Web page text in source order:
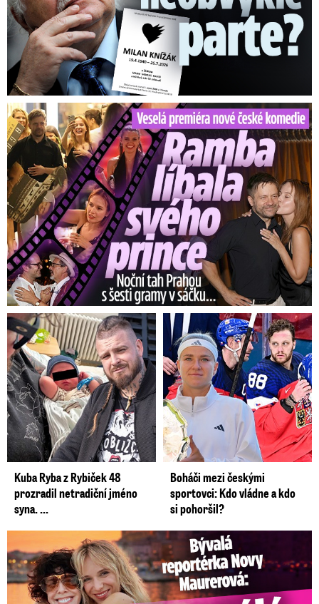
Veselá premiéra nové české komedie: Ramba líbala Mádla
Kuba Ryba z Rybiček 48
prozradil netradiční jméno
syna. ...
Boháči mezi českými
sportovci: Kdo vládne a kdo
si pohoršil?
Bývalá reportérka Novy Maurerová: Neustálý boj o lásku s ...